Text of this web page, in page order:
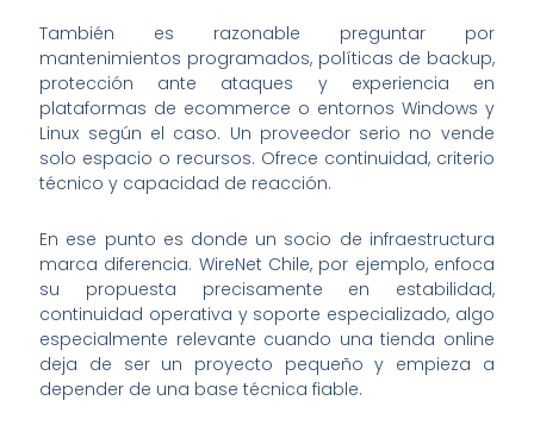
También es razonable preguntar por
mantenimientos programados, políticas de backup,
protección ante ataques y experiencia en
plataformas de ecommerce o entornos Windows y
Linux según el caso. Un proveedor serio no vende
solo espacio o recursos. Ofrece continuidad, criterio
técnico y capacidad de reacción.
En ese punto es donde un socio de infraestructura
marca diferencia. WireNet Chile, por ejemplo, enfoca
su propuesta precisamente en estabilidad,
continuidad operativa y soporte especializado, algo
especialmente relevante cuando una tienda online
deja de ser un proyecto pequeño y empieza a
depender de una base técnica fiable.